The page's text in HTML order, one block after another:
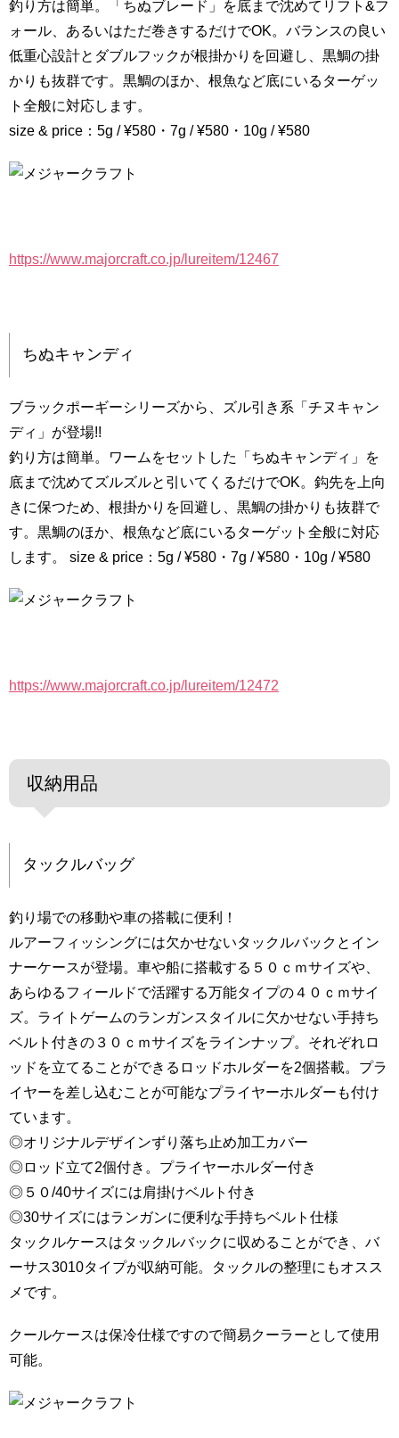
釣り方は簡単。「ちぬブレード」を底まで沈めてリフト&フ
ォール、あるいはただ巻きするだけでOK。バランスの良い
低重心設計とダブルフックが根掛かりを回避し、黒鯛の掛
かりも抜群です。黒鯛のほか、根魚など底にいるターゲッ
ト全般に対応します。
size & price：5g / ¥580・7g / ¥580・10g / ¥580
https://www.majorcraft.co.jp/lureitem/12467
ちぬキャンディ
ブラックポーギーシリーズから、ズル引き系「チヌキャン
ディ」が登場!!
釣り方は簡単。ワームをセットした「ちぬキャンディ」を
底まで沈めてズルズルと引いてくるだけでOK。鈎先を上向
きに保つため、根掛かりを回避し、黒鯛の掛かりも抜群で
す。黒鯛のほか、根魚など底にいるターゲット全般に対応
します。 size & price：5g / ¥580・7g / ¥580・10g / ¥580
https://www.majorcraft.co.jp/lureitem/12472
収納用品
タックルバッグ
釣り場での移動や車の搭載に便利！
ルアーフィッシングには欠かせないタックルバックとイン
ナーケースが登場。車や船に搭載する５０ｃｍサイズや、
あらゆるフィールドで活躍する万能タイプの４０ｃｍサイ
ズ。ライトゲームのランガンスタイルに欠かせない手持ち
ベルト付きの３０ｃｍサイズをラインナップ。それぞれロ
ッドを立てることができるロッドホルダーを2個搭載。プラ
イヤーを差し込むことが可能なプライヤーホルダーも付け
ています。
◎オリジナルデザインずり落ち止め加工カバー
◎ロッド立て2個付き。プライヤーホルダー付き
◎５０/40サイズには肩掛けベルト付き
◎30サイズにはランガンに便利な手持ちベルト仕様
タックルケースはタックルバックに収めることができ、バ
ーサス3010タイプが収納可能。タックルの整理にもオスス
メです。
クールケースは保冷仕様ですので簡易クーラーとして使用
可能。